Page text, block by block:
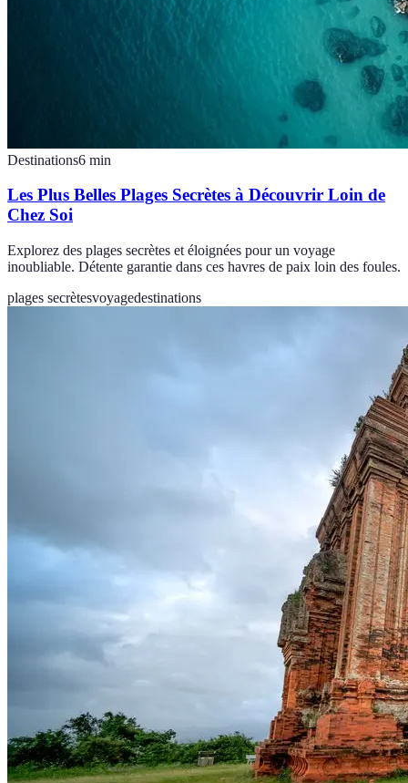
Destinations6 min
Les Plus Belles Plages Secrètes à Découvrir Loin de
Chez Soi
Explorez des plages secrètes et éloignées pour un voyage
inoubliable. Détente garantie dans ces havres de paix loin des foules.
plages secrètesvoyagedestinations